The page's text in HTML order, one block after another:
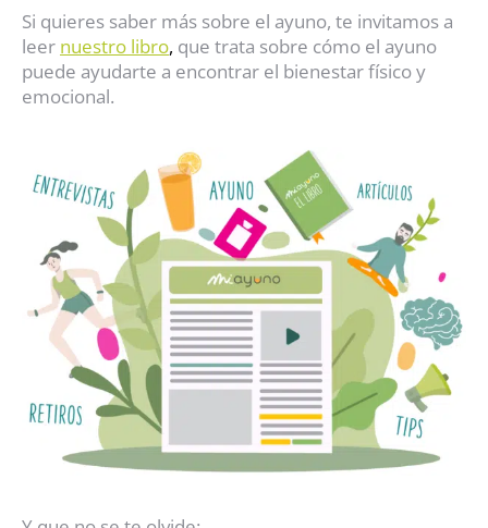
Si quieres saber más sobre el ayuno, te invitamos a
leer nuestro libro, que trata sobre cómo el ayuno
puede ayudarte a encontrar el bienestar físico y
emocional.